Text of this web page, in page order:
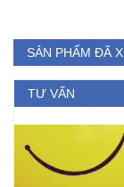
SẢN PHẨM ĐÃ
TƯ VẤN